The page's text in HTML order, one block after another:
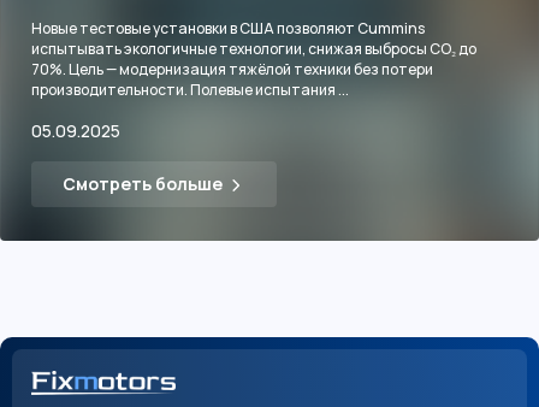
Новые тестовые установки в США позволяют Cummins
испытывать экологичные технологии, снижая выбросы CO₂ до
70%. Цель — модернизация тяжёлой техники без потери
производительности. Полевые испытания ...
05.09.2025
Смотреть больше